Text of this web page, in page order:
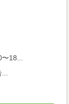
18...
...